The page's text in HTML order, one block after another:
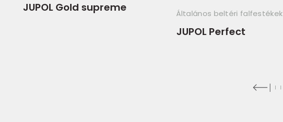
JUPOL Gold supreme Általános beltéri falfestékek
JUPOL Perfect